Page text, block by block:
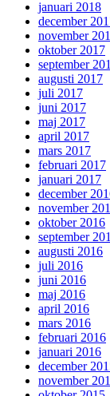
januari 2018
december
november
oktober 2017
september
augusti 2017
juli 2017
juni 2017
maj 2017
april 2017
mars 2017
februari 2017
januari 2017
december
november
oktober 2016
september
augusti 2016
juli 2016
juni 2016
maj 2016
april 2016
mars 2016
februari 2016
januari 2016
december
november